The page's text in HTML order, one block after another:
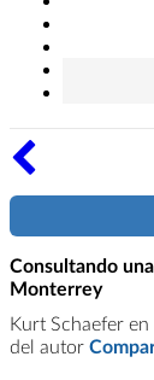
Consultando
Monterrey
Kurt Schaefer
del autor